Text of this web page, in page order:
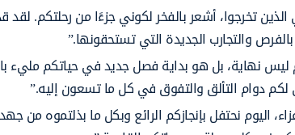
تخرجوا، أشعر بالفخر لكوني جزءًا من رحلتكم. لقد
والتجارب الجديدة التي تستحقونها.”
ليس نهاية، بل هو بداية فصل جديد في حياتكم مليء
لكم دوام التألق والتفوق في كل ما تسعون إليه.”
اليوم نحتفل بإنجازكم الرائع وبكل ما بذلتموه